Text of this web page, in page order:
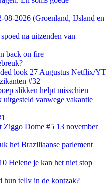
08-2026 (Groenland, IJsland en
na uitzenden van
back on fire
look 27 Augustus Netflix/YT
#32
slikken helpt misschien
vanwege vakantie
Ziggo Dome #5 13 november
het Braziliaanse parlement
Helene je kan het niet stop
hun telly in de kontzak?